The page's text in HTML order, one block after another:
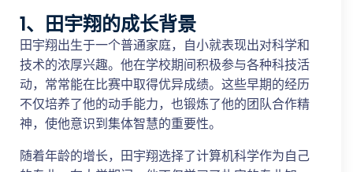
1、田宇翔的成长背景
田宇翔出生于一个普通家庭，自小就表现出对科学和
技术的浓厚兴趣。他在学校期间积极参与各种科技活
动，常常能在比赛中取得优异成绩。这些早期的经历
不仅培养了他的动手能力，也锻炼了他的团队合作精
神，使他意识到集体智慧的重要性。
随着年龄的增长，田宇翔选择了计算机科学作为自己